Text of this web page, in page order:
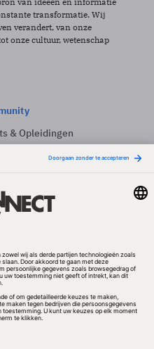
transformatie. Wij
verandert, van onze
onze cultuur, wetenschap
& Opleidingen